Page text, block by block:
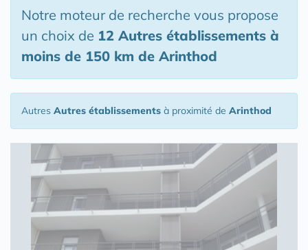
Notre moteur de recherche vous propose
un choix de 12 Autres établissements à
moins de 150 km de Arinthod
Autres Autres établissements à proximité de Arinthod